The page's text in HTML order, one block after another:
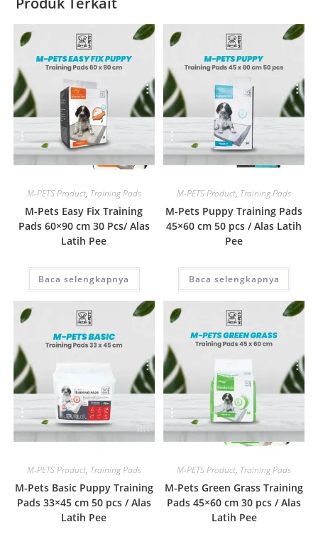
Quick View
M-PETS Product, Training Pads
M-Pets Easy Fix Training
Pads 60×90 cm 30 Pcs/ Alas
Latih Pee
Baca selengkapnya
Quick View
M-PETS Product, Training Pads
M-Pets Puppy Training Pads
45×60 cm 50 pcs / Alas Latih
Pee
Baca selengkapnya
Quick View
M-PETS Product, Training Pads
M-Pets Basic Puppy Training
Pads 33×45 cm 50 pcs / Alas
Latih Pee
Quick View
M-PETS Product, Training Pads
M-Pets Green Grass Training
Pads 45×60 cm 30 pcs / Alas
Latih Pee